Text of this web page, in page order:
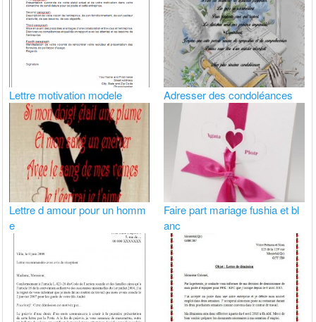
Lettre motivation modele Adresser des condoléances
Lettre d amour pour un homm
e
Faire part mariage fushia et bl
anc